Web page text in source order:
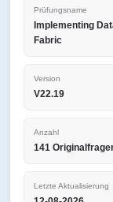
Prüfungsname
Implementing
Fabric
Version
V22.19
Anzahl
141
Letzte Aktualisierung